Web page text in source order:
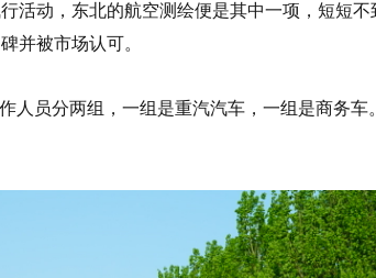
活动，东北的航空测绘便是其中一项，短短不
并被市场认可。
人员分两组，一组是重汽汽车，一组是商务车